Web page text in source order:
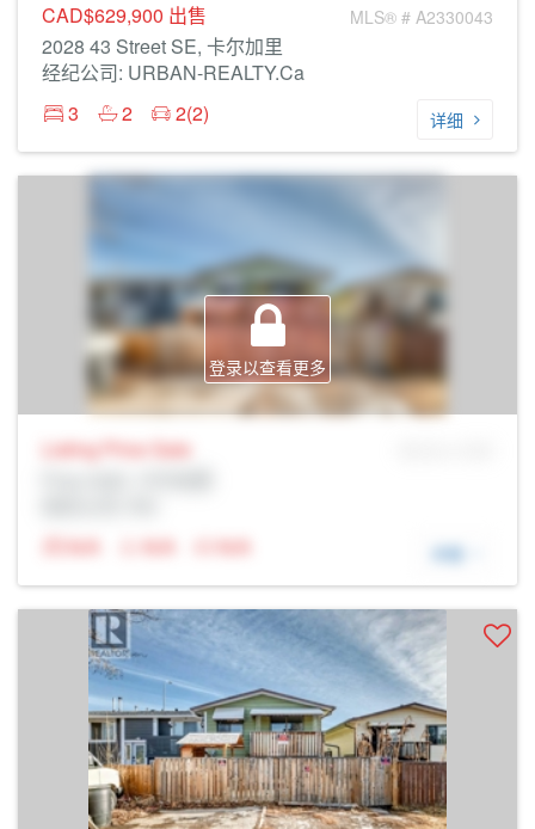
CAD$629,900 出售 MLS® # A2330043
2028 43 Street SE, 卡尔加里
经纪公司: URBAN-REALTY.ca
3
2 2(2) 详细
登录以查看更多
Listing Price Sale
N/A
N/A N/A 详细